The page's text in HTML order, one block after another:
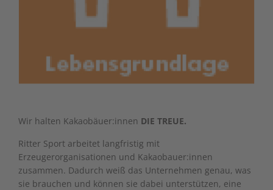
Wir halten Kakaobäuer:innen DIE TREUE.
Ritter Sport arbeitet langfristig mit
Erzeugerorganisationen und Kakaobauer:innen
zusammen. Dadurch weiß das Unternehmen genau, was
sie brauchen und können sie dabei unterstützen, eine